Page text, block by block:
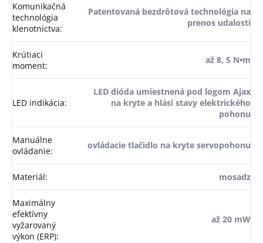
Komunikačná
technológia
klenotníctva:
Patentovaná bezdrôtová technológia na
prenos udalostí
Krútiaci
moment:
až 8, 5 N•m
LED indikácia:
LED dióda umiestnená pod logom Ajax
na kryte a hlási stavy elektrického
pohonu
Manuálne
ovládanie:
ovládacie tlačidlo na kryte servopohonu
Materiál: mosadz
Maximálny
efektívny
vyžarovaný
výkon (ERP):
až 20 mW